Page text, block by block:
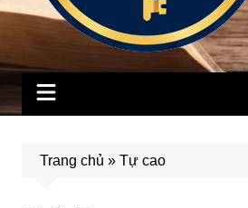
Trang chủ » Tự cao